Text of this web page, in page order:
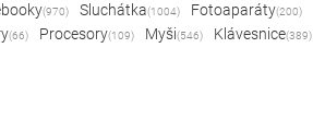
(970) Sluchátka(1004) Fotoaparáty(200)
(66) Procesory(109) Myši(546) Klávesnice(389)